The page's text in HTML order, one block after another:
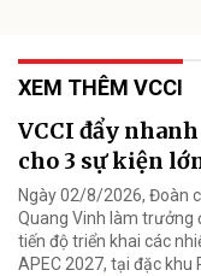
XEM THÊM VCCI
VCCI đẩy
cho 3 sự kiện
Ngày 02/8/2026, Đoàn
Quang Vinh làm trưởng
tiến độ triển khai các
APEC 2027, tại đặc khu